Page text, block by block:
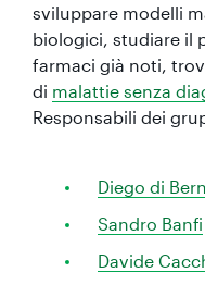
sviluppare modelli
biologici, studiare il
farmaci già noti,
di malattie senza
Responsabili dei
Diego di
Sandro Banfi
Davide